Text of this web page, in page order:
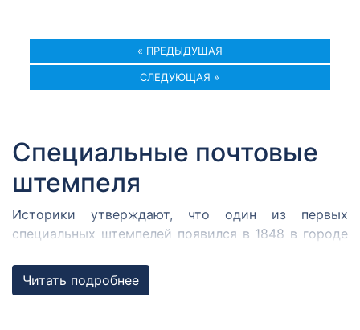
« ПРЕДЫДУЩАЯ
СЛЕДУЮЩАЯ »
Специальные почтовые
штемпеля
Историки утверждают, что один из первых
специальных штемпелей появился в 1848 в городе
собрался Кромержижский парламент.
Парламентарии решили отметить его работу
Читать подробнее